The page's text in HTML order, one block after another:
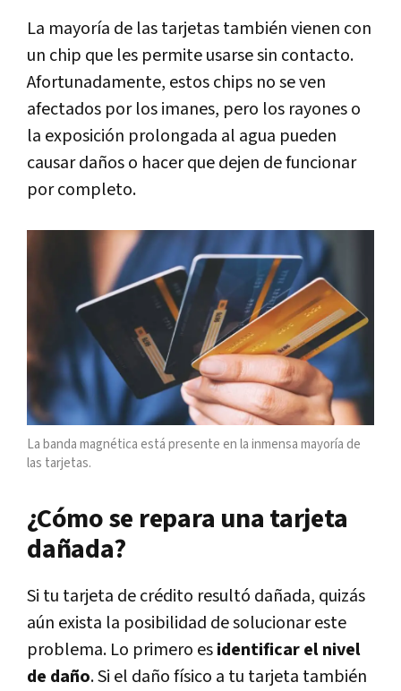
La mayoría de las tarjetas también vienen con
un chip que les permite usarse sin contacto.
Afortunadamente, estos chips no se ven
afectados por los imanes, pero los rayones o
la exposición prolongada al agua pueden
causar daños o hacer que dejen de funcionar
por completo.
La banda magnética está presente en la inmensa mayoría de
las tarjetas.
¿Cómo se repara una tarjeta
dañada?
Si tu tarjeta de crédito resultó dañada, quizás
aún exista la posibilidad de solucionar este
problema. Lo primero esidentificar el nivel
de daño. Si el daño físico a tu tarjeta también